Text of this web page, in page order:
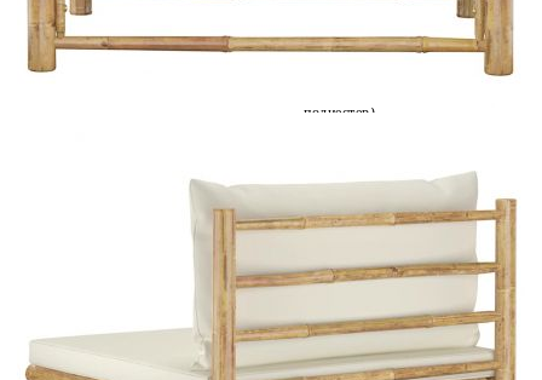
полиестер)
Височина на седалката от земята:
30 см
65 см
Дебелина на възглавницата за
5 см
Дебелина възглавницата за облягане: